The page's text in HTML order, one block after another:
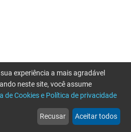
web
Notícias
more_horiz
Mais
experiência a mais agradável
neste site, você assume
de Cookies e Política de privacidade
Recusar Aceitar todos
por favor tente novamente